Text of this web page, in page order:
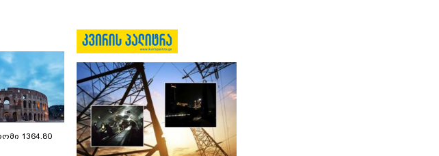
1364.80